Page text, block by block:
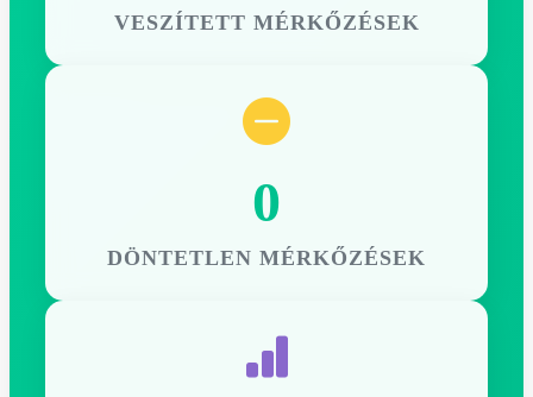
VESZÍTETT MÉRKŐZÉSEK
0
DÖNTETLEN MÉRKŐZÉSEK